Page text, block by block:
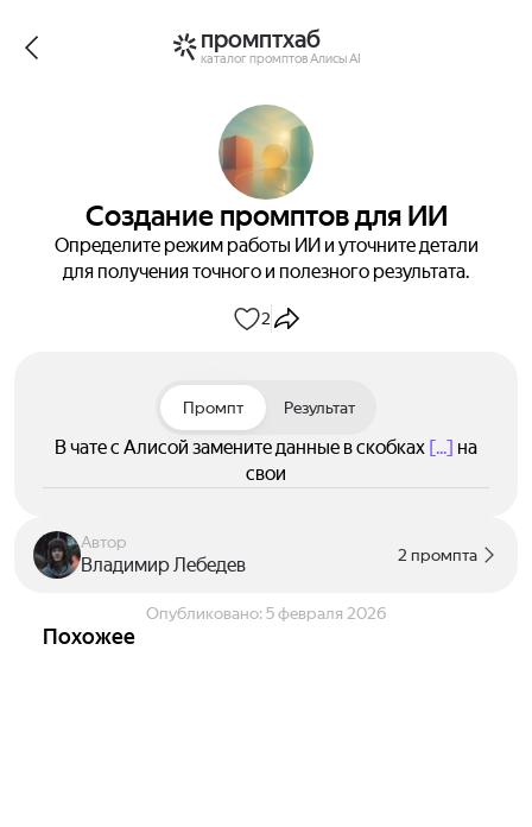
промптхаб
каталог промптов Алисы AI
Создание промптов для ИИ
Определите режим работы ИИ и уточните детали
для получения точного и полезного результата.
2
Промпт Результат
В чате с Алисой замените данные в скобках [...] на
свои
Автор
Владимир Лебедев 2 промпта
Опубликовано: 5 февраля 2026
Похожее